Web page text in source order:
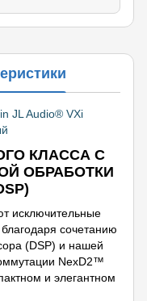
КЛАССА С
ОБРАБОТКИ
исключительные
сочетанию
(DSP) и нашей
NexD2™
и элегантном